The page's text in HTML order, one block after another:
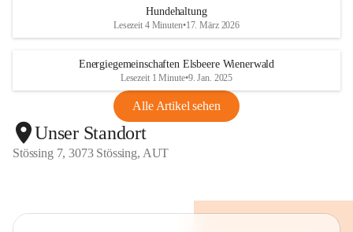
Hundehaltung
Lesezeit 4 Minuten•17. März 2026
Energiegemeinschaften Elsbeere Wienerwald
Lesezeit 1 Minute•9. Jan. 2025
Alle Artikel sehen
Unser Standort
Stössing 7, 3073 Stössing, AUT